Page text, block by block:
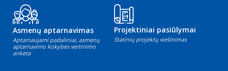
Asmenų aptarnavimas
Aptarnaujami padaliniai, asmenų
aptarnavimo kokybės vertinimo
anketa
Projektiniai pasiūlymai
Statinių projektų viešinimas